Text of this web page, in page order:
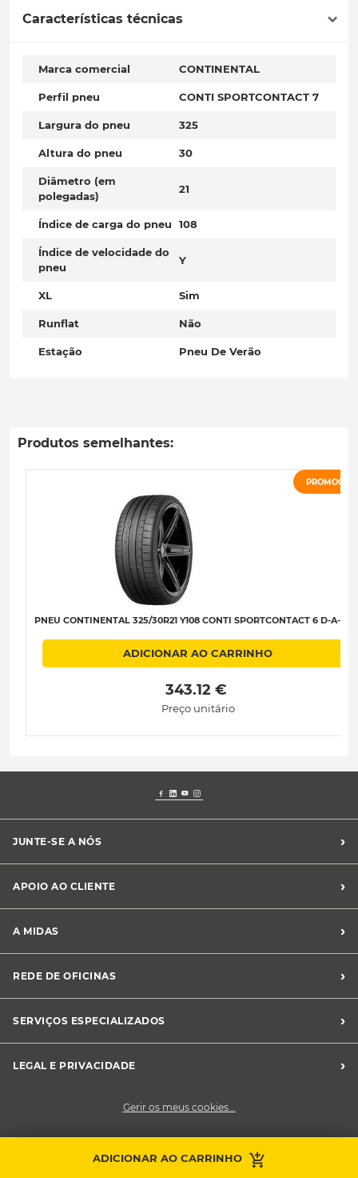
ADICIONAR AO CARRINHO
Características técnicas
Marca comercial CONTINENTAL
Perfil pneu CONTI SPORTCONTACT 7
Largura do pneu 325
Altura do pneu 30
Diâmetro (em
polegadas)
21
Índice de carga do pneu 108
Índice de velocidade do
pneu
Y
XL Sim
Runflat Não
Estação Pneu De Verão
Produtos semelhantes:
PROMOÇÃO
PNEU CONTINENTAL 325/30R21 Y108 CONTI SPORTCONTACT 6 D-A-B-
ADICIONAR AO CARRINHO
343.12 €
Preço unitário
JUNTE-SE A NÓS ›
Franchising Midas
APOIO AO CLIENTE ›
Livro de Reclamações
Canal de Denúncias
Perguntas Frequentes
A MIDAS ›
Sustentabilidade
Notícias Midas
REDE DE OFICINAS ›
SERVIÇOS ESPECIALIZADOS
›
LEGAL E PRIVACIDADE
›
Cookies
Gerir os meus cookies...
Faça uma marcação
Contacte a sua
oficina